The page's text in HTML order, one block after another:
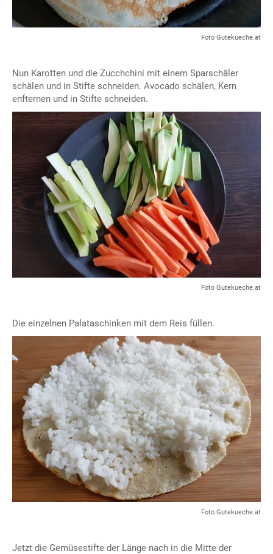
Foto Gutekueche.at
Nun Karotten und die Zucchchini mit einem Sparschäler
schälen und in Stifte schneiden. Avocado schälen, Kern
enfternen und in Stifte schneiden.
Foto Gutekueche.at
Die einzelnen Palataschinken mit dem Reis füllen.
Foto Gutekueche.at
Jetzt die Gemüsestifte der Länge nach in die Mitte der